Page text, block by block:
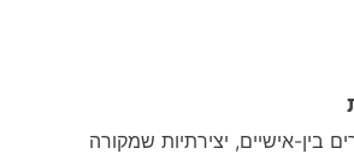
בין-אישיים, יצירתיות שמקורה